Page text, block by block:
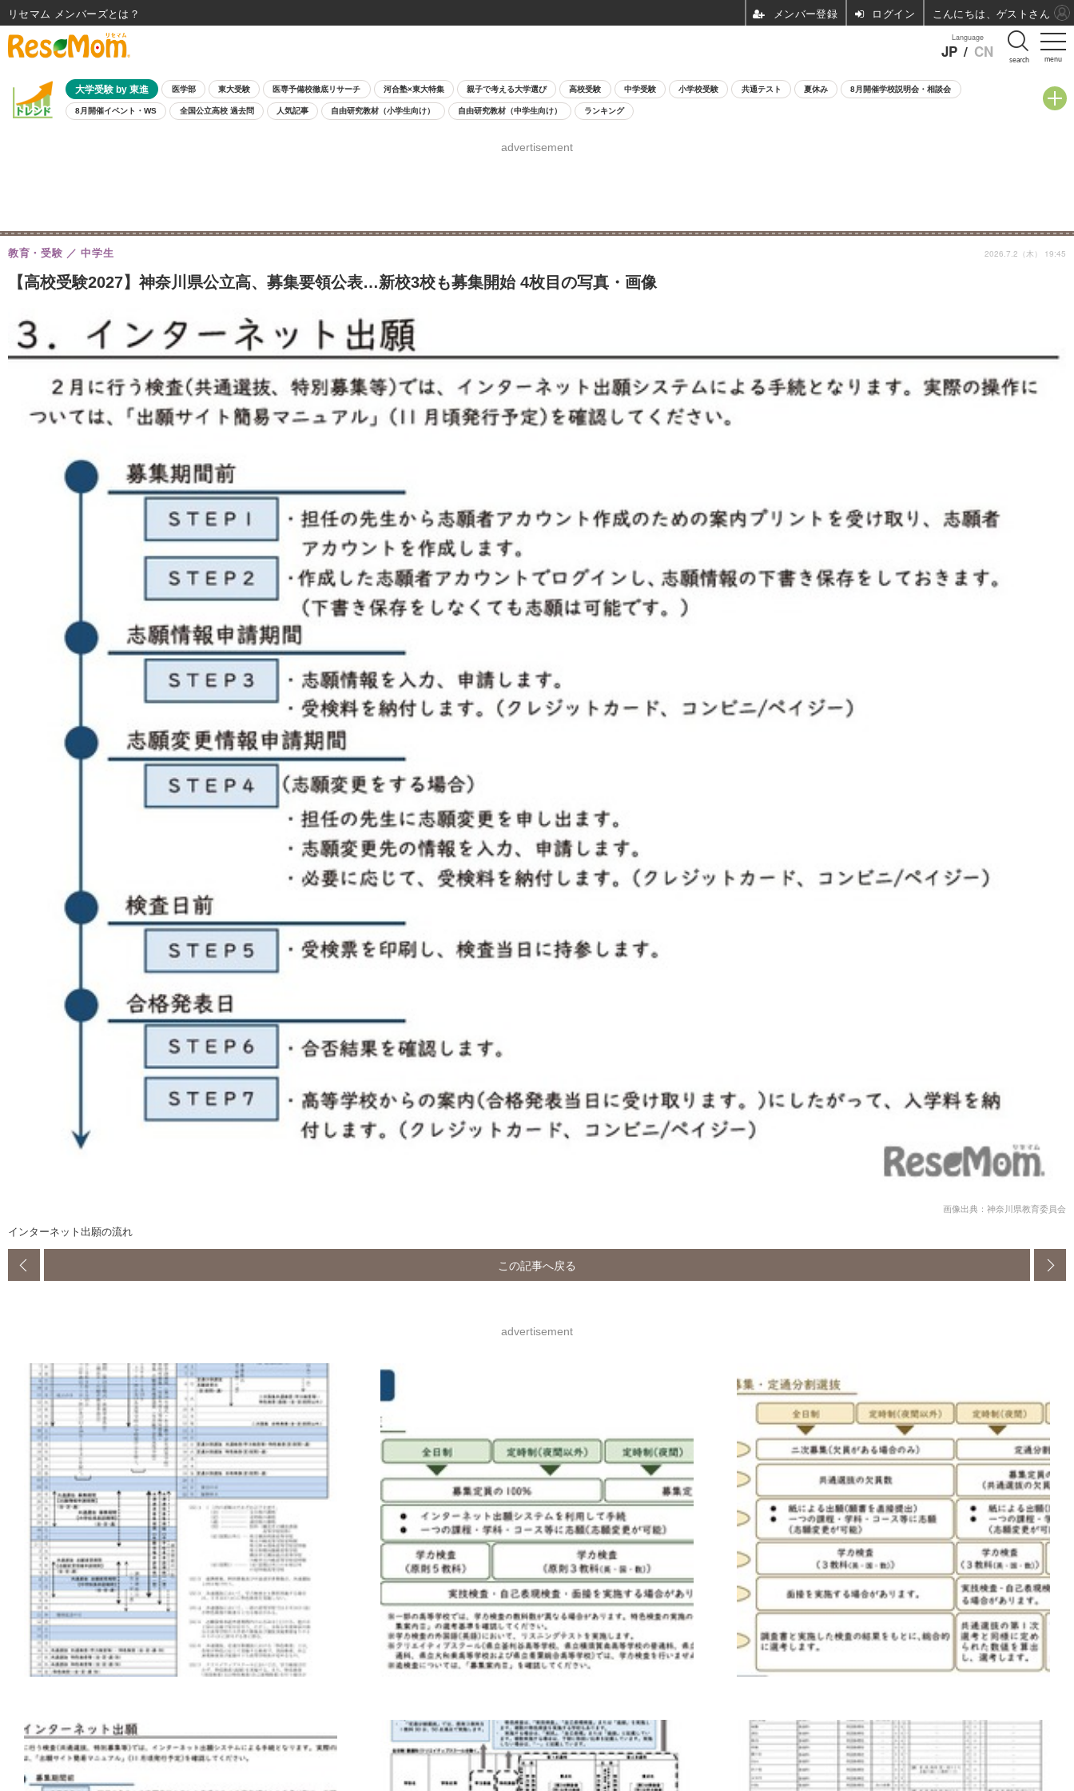
menu
Language
JP / CN search
大学受験 by 東進 医学部 東大受験 医専予備校徹底リサーチ 河合塾×東大特集 親子で考える大学選び 高校受験 中学受験 小学校受験 共通テスト 夏休み 8月開催学校説明会・相談会
8月開催イベント・WS 全国公立高校 過去問 人気記事 自由研究教材（小学生向け） 自由研究教材（中学生向け） ランキング
advertisement
【高校受験2027】神奈川県公立高、募集要領公表…新校3校も募集開始 4枚目の写真・画像
教育・受験 中学生 2026.7.2（木） 19:45
画像出典：神奈川県教育委員会
インターネット出願の流れ
この記事へ戻る
advertisement
リセマム メンバーズ ログイン こんにちは、ゲストさん